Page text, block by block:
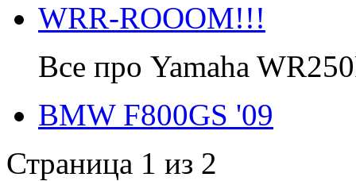
WRR-ROOOM!!!
Все про Yamaha
BMW F800GS '09
Страница 1 из 2